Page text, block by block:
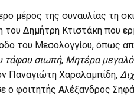
μέρος της συναυλίας τη
του Δημήτρη Κτιστάκη που
του Μεσολογγίου, όπως
τάφου σιωπή, Μητέρα
Παναγιώτη Χαραλαμπίδη,
ο φοιτητής Αλέξανδρος